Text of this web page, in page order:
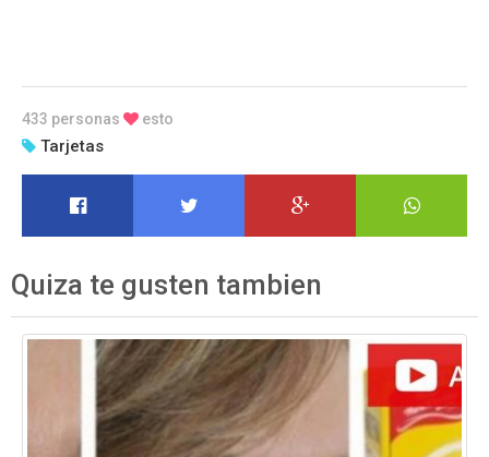
433 personas esto
Tarjetas
Quiza te gusten tambien